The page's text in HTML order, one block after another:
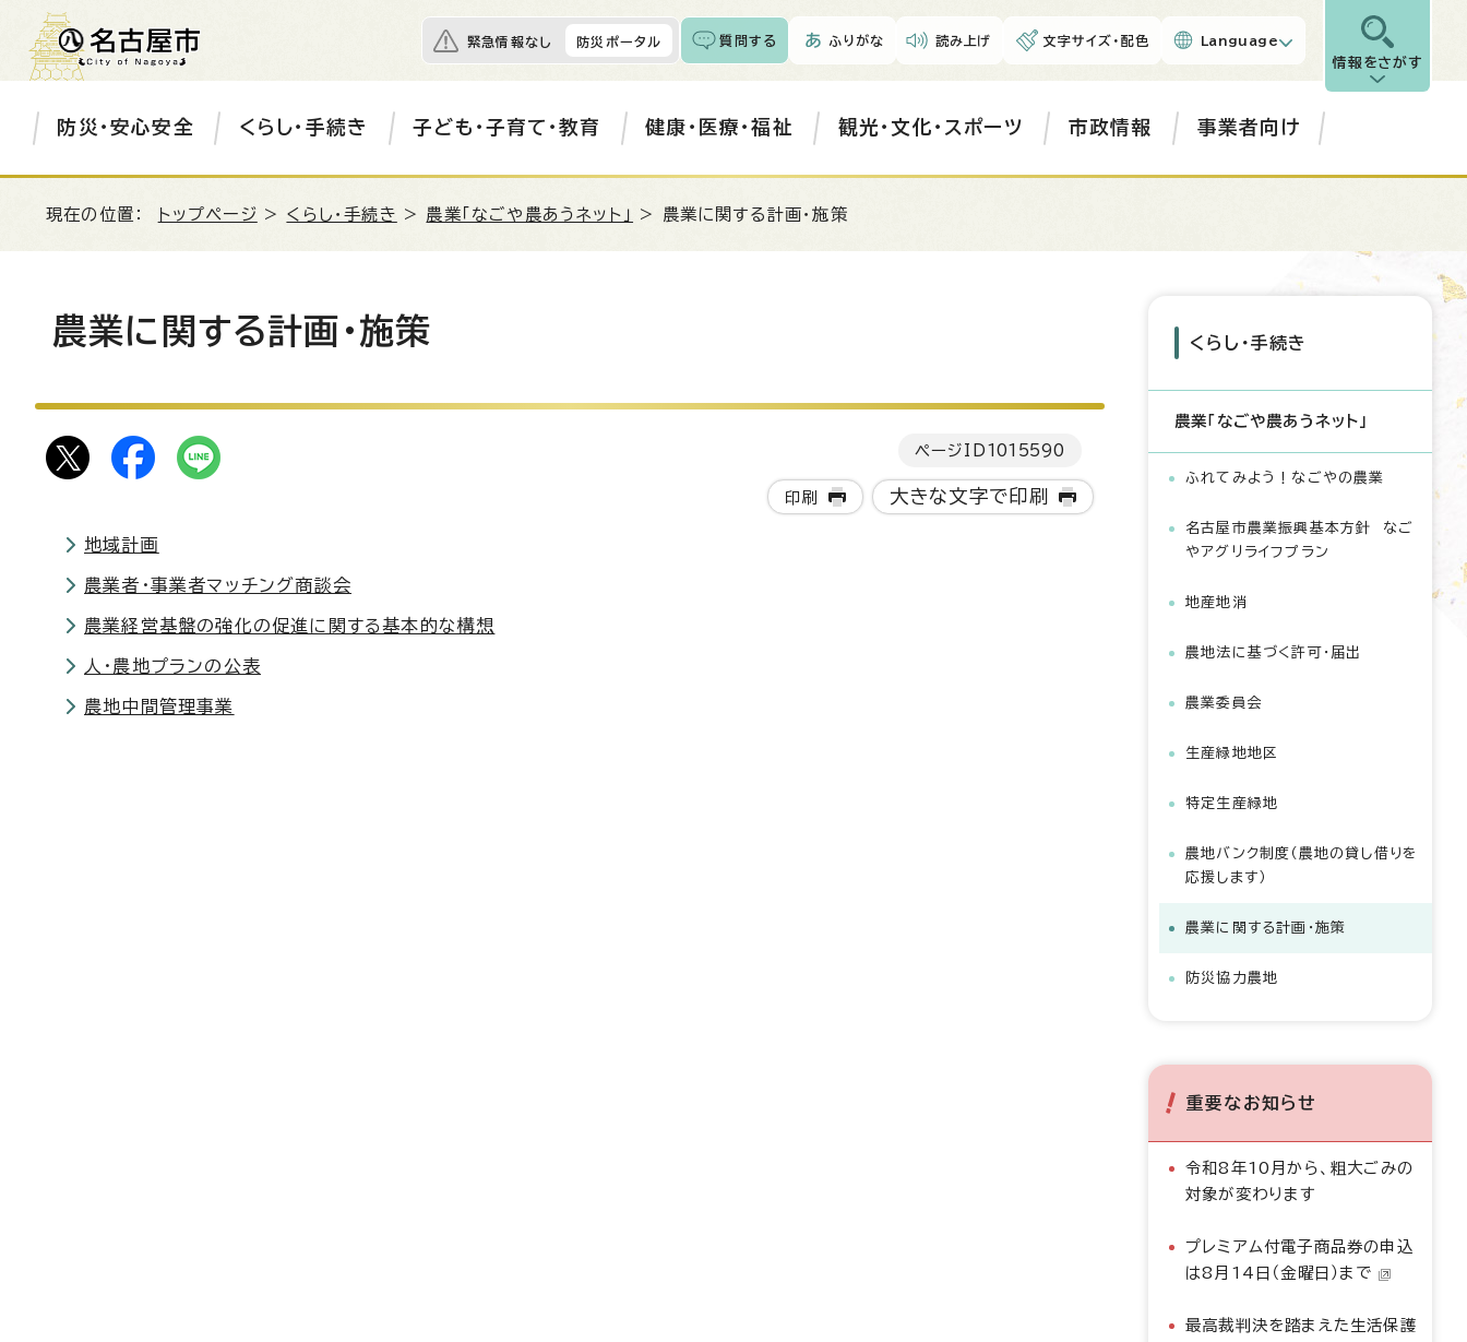
緊急情報なし 防災ポータル 質問する ふりがな 読み上げ 文字サイズ・配色 Language
情報をさがす
防災・安心安全 くらし・手続き 子ども・子育て・教育 健康・医療・福祉 観光・文化・スポーツ 市政情報 事業者向け
現在の位置： トップページ > くらし・手続き > 農業「なごや農あうネット」 > 農業に関する計画・施策
農業に関する計画・施策
ページID 1015590
印刷 大きな文字で印刷
地域計画
農業者・事業者マッチング商談会
農業経営基盤の強化の促進に関する基本的な構想
人・農地プランの公表
農地中間管理事業
くらし・手続き
農業「なごや農あうネット」
ふれてみよう！なごやの農業
名古屋市農業振興基本方針 なご
やアグリライフプラン
地産地消
農地法に基づく許可・届出
農業委員会
生産緑地地区
特定生産緑地
農地バンク制度（農地の貸し借りを
応援します）
農業に関する計画・施策
防災協力農地
重要なお知らせ
令和8年10月から、粗大ごみの
対象が変わります
プレミアム付電子商品券の申込
は8月14日（金曜日）まで
最高裁判決を踏まえた生活保護